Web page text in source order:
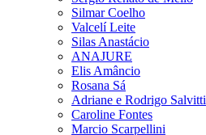
Silmar Coelho
Valcelí Leite
Silas Anastácio
ANAJURE
Elis Amâncio
Rosana Sá
Adriane e Rodrigo Salvitti
Caroline Fontes
Marcio Scarpellini